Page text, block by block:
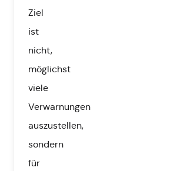
Ziel
ist
nicht,
möglichst
viele
Verwarnungen
auszustellen,
sondern
für